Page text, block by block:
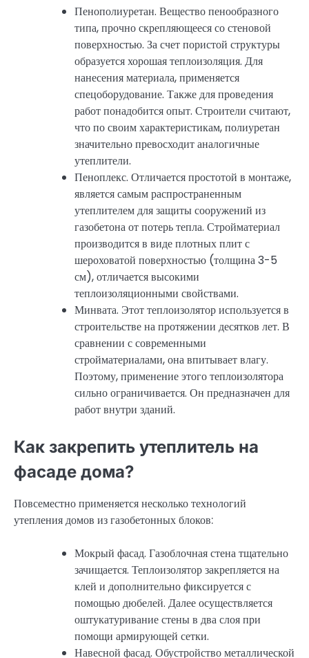
Пенополиуретан. Вещество пенообразного
типа, прочно скрепляющееся со стеновой
поверхностью. За счет пористой структуры
образуется хорошая теплоизоляция. Для
нанесения материала, применяется
спецоборудование. Также для проведения
работ понадобится опыт. Строители считают,
что по своим характеристикам, полиуретан
значительно превосходит аналогичные
утеплители.
Пеноплекс. Отличается простотой в монтаже,
является самым распространенным
утеплителем для защиты сооружений из
газобетона от потерь тепла. Стройматериал
производится в виде плотных плит с
шероховатой поверхностью (толщина 3-5
см), отличается высокими
теплоизоляционными свойствами.
Минвата. Этот теплоизолятор используется в
строительстве на протяжении десятков лет. В
сравнении с современными
стройматериалами, она впитывает влагу.
Поэтому, применение этого теплоизолятора
сильно ограничивается. Он предназначен для
работ внутри зданий.
Как закрепить утеплитель на
фасаде дома?
Повсеместно применяется несколько технологий
утепления домов из газобетонных блоков:
Мокрый фасад. Газоблочная стена тщательно
зачищается. Теплоизолятор закрепляется на
клей и дополнительно фиксируется с
помощью дюбелей. Далее осуществляется
оштукатуривание стены в два слоя при
помощи армирующей сетки.
Навесной фасад. Обустройство металлической